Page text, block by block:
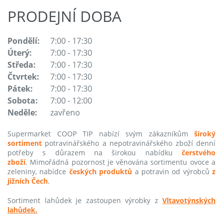
PRODEJNÍ DOBA
Pondělí:
7:00 - 17:30
Úterý:
7:00 - 17:30
Středa:
7:00 - 17:30
Čtvrtek:
7:00 - 17:30
Pátek:
7:00 - 17:30
Sobota:
7:00 - 12:00
Neděle:
zavřeno
Supermarket COOP TIP nabízí svým zákazníkům široký
sortiment potravinářského a nepotravinářského zboží denní
potřeby s důrazem na širokou nabídku čerstvého
zboží. Mimořádná pozornost je věnována sortimentu ovoce a
zeleniny, nabídce českých produktů a potravin od výrobců z
jižních Čech.
Sortiment lahůdek je zastoupen výrobky z Vltavotýnských
lahůdek.